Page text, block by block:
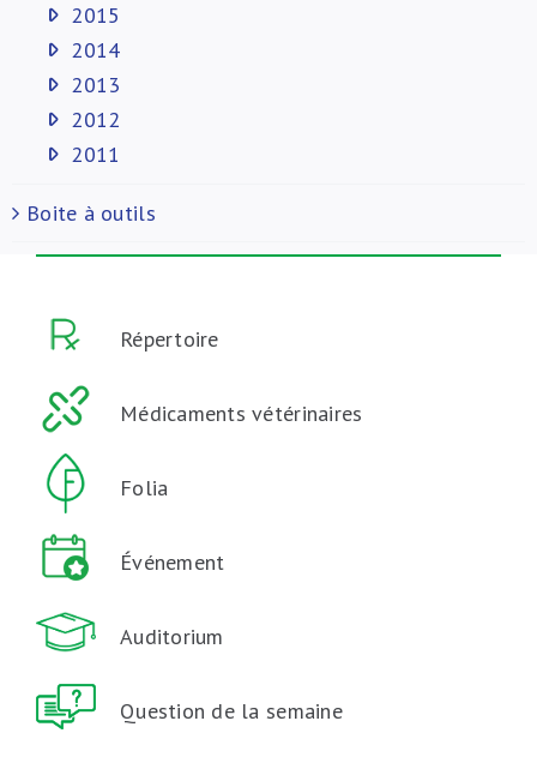
2015
2014
2013
2012
2011
Boite à outils
Répertoire
Médicaments vétérinaires
Folia
Événement
Auditorium
Question de la semaine